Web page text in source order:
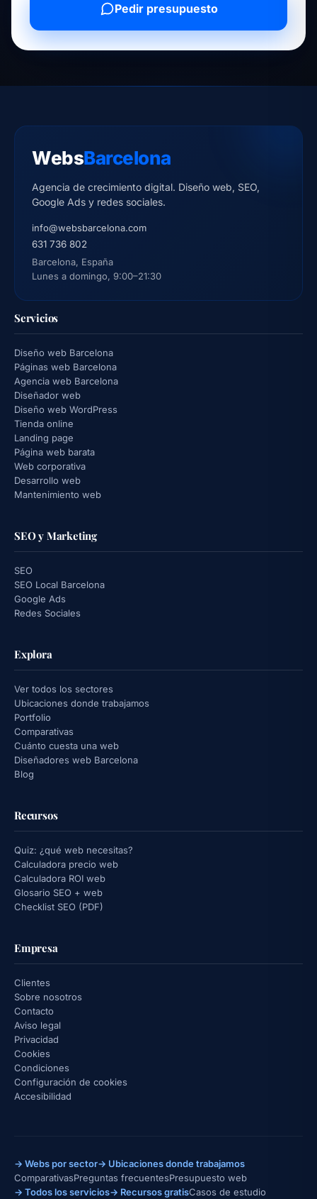
Pedir presupuesto
WebsBarcelona
Agencia de crecimiento digital. Diseño web, SEO,
Google Ads y redes sociales.
info@websbarcelona.com
631 736 802
Barcelona, España
Lunes a domingo, 9:00–21:30
Servicios
Diseño web Barcelona
Páginas web Barcelona
Agencia web Barcelona
Diseñador web
Diseño web WordPress
Tienda online
Landing page
Página web barata
Web corporativa
Desarrollo web
Mantenimiento web
SEO y Marketing
SEO
SEO Local Barcelona
Google Ads
Redes Sociales
Explora
Ver todos los sectores
Ubicaciones donde trabajamos
Portfolio
Comparativas
Cuánto cuesta una web
Diseñadores web Barcelona
Blog
Recursos
Quiz: ¿qué web necesitas?
Calculadora precio web
Calculadora ROI web
Glosario SEO + web
Checklist SEO (PDF)
Empresa
Clientes
Sobre nosotros
Contacto
Aviso legal
Privacidad
Cookies
Condiciones
Configuración de cookies
Accesibilidad
→ Webs por sector→ Ubicaciones donde trabajamos
ComparativasPreguntas frecuentesPresupuesto web
→ Todos los servicios→ Recursos gratisCasos de estudio